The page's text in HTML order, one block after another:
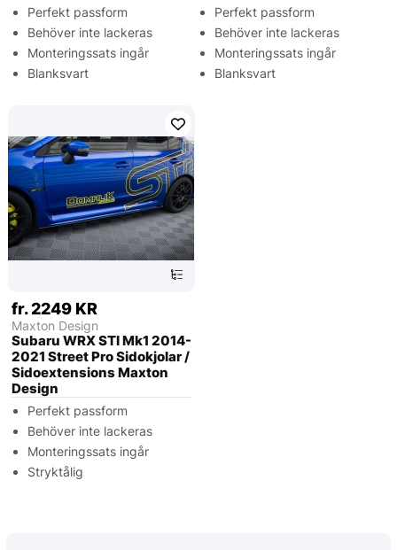
Perfekt passform
Behöver inte lackeras
Monteringssats ingår
Blanksvart
Perfekt passform
Behöver inte lackeras
Monteringssats ingår
Blanksvart
fr. 2249 KR
Maxton Design
Subaru WRX STI Mk1 2014-
2021 Street Pro Sidokjolar /
Sidoextensions Maxton
Design
Perfekt passform
Behöver inte lackeras
Monteringssats ingår
Stryktålig